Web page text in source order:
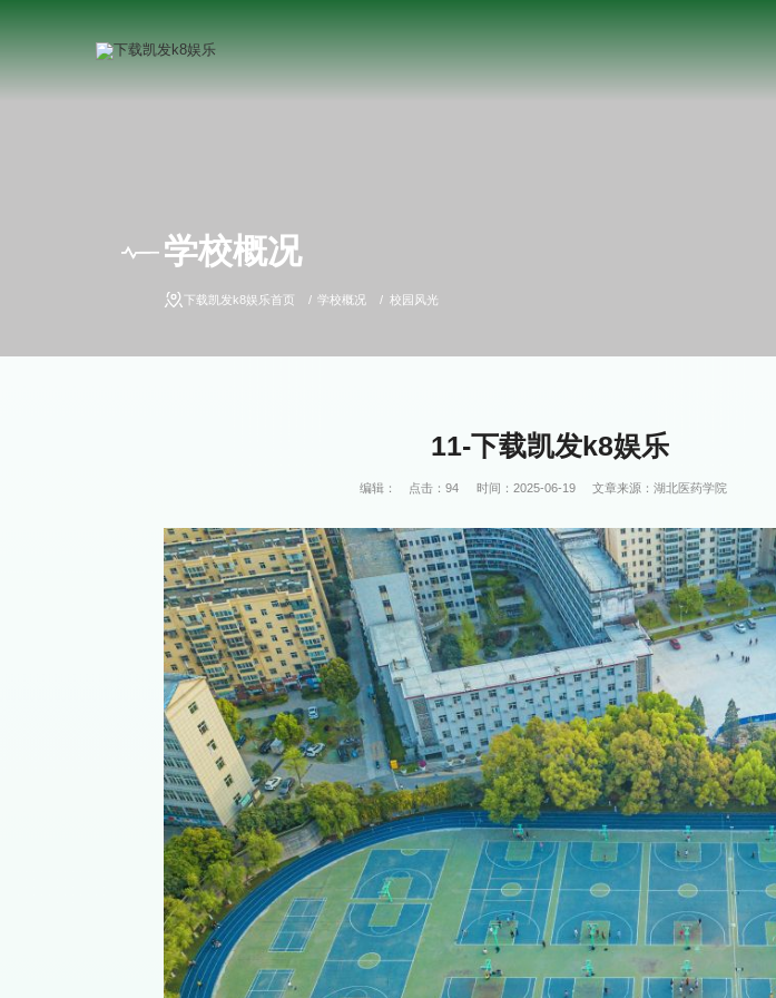
学校概况
下载凯发k8娱乐首页 学校概况 校园风光
11-下载凯发k8娱乐
编辑： 点击：94 时间：2025-06-19 文章来源：湖北医药学院